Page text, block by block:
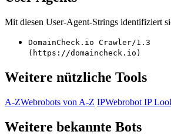
Mit diesen User-Agent-Strings identifiziert
DomainCheck.io Crawler/1.3
(https://domaincheck.io)
Weitere nützliche Tools
A-ZWebrobots von A-Z IPWebrobot IP
Weitere bekannte Bots